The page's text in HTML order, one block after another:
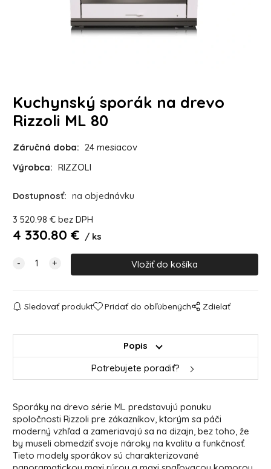
Kuchynský sporák na drevo
Rizzoli ML 80
Záručná doba: 24 mesiacov
Výrobca: RIZZOLI
Dostupnosť: na objednávku
3 520.98 € bez DPH
4 330.80 € ks
Sledovať produkt Pridať do obľúbených Zdielať
Popis
Potrebujete poradiť?
Sporáky na drevo série ML predstavujú ponuku
spoločnosti Rizzoli pre zákazníkov, ktorým sa páči
moderný vzhľad a zameriavajú sa na dizajn, bez toho, že
by museli obmedziť svoje nároky na kvalitu a funkčnosť.
Tieto modely sporákov sú charakterizované